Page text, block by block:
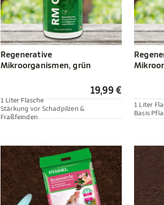
Regenerative
Mikroorganismen, grün
19,99 €
1 Liter Flasche
Stärkung vor Schadpilzen &
Fraßfeinden
1 Liter
Basis